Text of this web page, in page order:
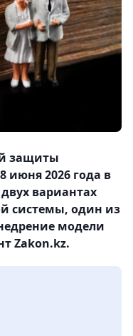
защиты
июня 2026 года в
вариантах
системы, один из
модели
Zakon.kz.